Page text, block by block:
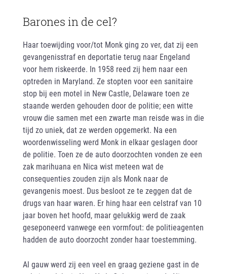
Barones in de cel?
Haar toewijding voor/tot Monk ging zo ver, dat zij een
gevangenisstraf en deportatie terug naar Engeland
voor hem riskeerde. In 1958 reed zij hem naar een
optreden in Maryland. Ze stopten voor een sanitaire
stop bij een motel in New Castle, Delaware toen ze
staande werden gehouden door de politie; een witte
vrouw die samen met een zwarte man reisde was in die
tijd zo uniek, dat ze werden opgemerkt. Na een
woordenwisseling werd Monk in elkaar geslagen door
de politie. Toen ze de auto doorzochten vonden ze een
zak marihuana en Nica wist meteen wat de
consequenties zouden zijn als Monk naar de
gevangenis moest. Dus besloot ze te zeggen dat de
drugs van haar waren. Er hing haar een celstraf van 10
jaar boven het hoofd, maar gelukkig werd de zaak
geseponeerd vanwege een vormfout: de politieagenten
hadden de auto doorzocht zonder haar toestemming.
Al gauw werd zij een veel en graag geziene gast in de